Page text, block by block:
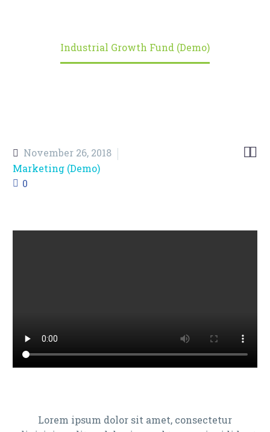
Industrial Growth Fund (Demo)

November 26, 2018
Marketing (Demo)
0
Lorem ipsum dolor sit amet, consectetur